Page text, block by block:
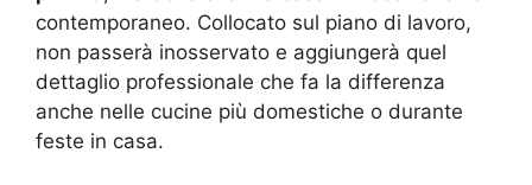
contemporaneo. Collocato sul piano di lavoro,
non passerà inosservato e aggiungerà quel
dettaglio professionale che fa la differenza
anche nelle cucine più domestiche o durante
feste in casa.